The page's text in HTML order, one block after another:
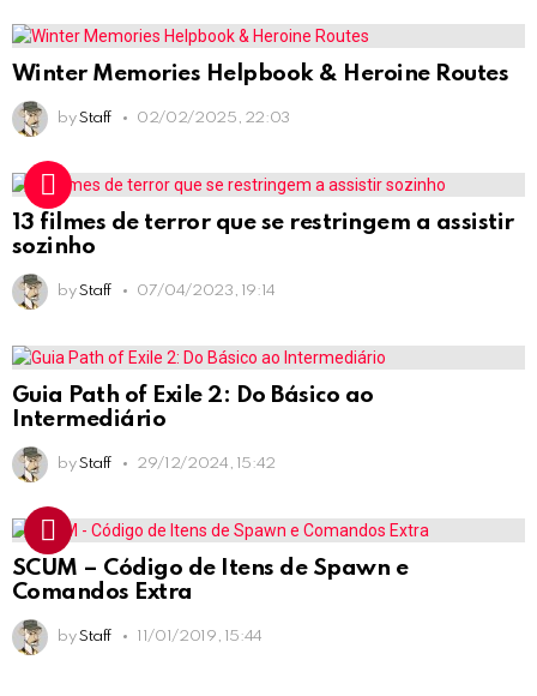
Winter Memories Helpbook & Heroine Routes
by Staff 02/02/2025, 22:03
13 filmes de terror que se restringem a assistir
sozinho
by Staff 07/04/2023, 19:14
Guia Path of Exile 2: Do Básico ao
Intermediário
by Staff 29/12/2024, 15:42
SCUM – Código de Itens de Spawn e
Comandos Extra
by Staff 11/01/2019, 15:44